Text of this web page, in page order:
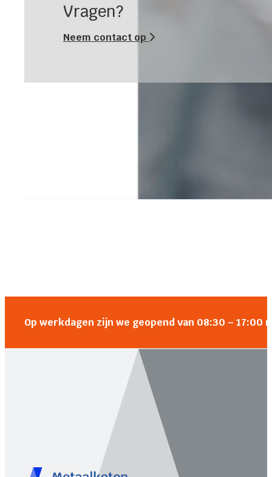
Vragen?
Neem contact op
Op werkdagen zijn we geopend van 08:30 –